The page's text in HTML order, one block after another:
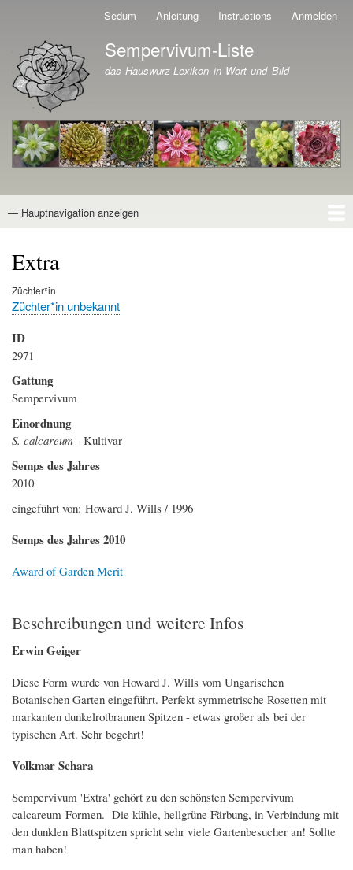
Direkt
zum
Inhalt
Sedum Anleitung Instructions Anmelden
Branding der Website
Sempervivum-Liste
das Hauswurz-Lexikon in Wort und Bild
Hauptnavigation
— Hauptnavigation anzeigen
Extra
Züchter*in
Züchter*in unbekannt
ID
2971
Gattung
Sempervivum
Einordnung
S. calcareum - Kultivar
Semps des Jahres
2010
eingeführt von: Howard J. Wills / 1996
Semps des Jahres 2010
Award of Garden Merit
Beschreibungen und weitere Infos
Erwin Geiger
Diese Form wurde von Howard J. Wills vom Ungarischen
Botanischen Garten eingeführt. Perfekt symmetrische Rosetten mit
markanten dunkelrotbraunen Spitzen - etwas großer als bei der
typischen Art. Sehr begehrt!
Volkmar Schara
Sempervivum 'Extra' gehört zu den schönsten Sempervivum
calcareum-Formen. Die kühle, hellgrüne Färbung, in Verbindung mit
den dunklen Blattspitzen spricht sehr viele Gartenbesucher an! Sollte
man haben!